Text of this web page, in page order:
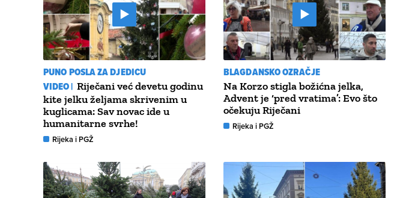
PUNO POSLA ZA DJEDICU
VIDEO | Riječani već devetu godinu
kite jelku željama skrivenim u
kuglicama: Sav novac ide u
humanitarne svrhe!
Rijeka i PGŽ
BLAGDANSKO OZRAČJE
Na Korzo stigla božićna jelka,
Advent je ‘pred vratima’: Evo što
očekuju Riječani
Rijeka i PGŽ